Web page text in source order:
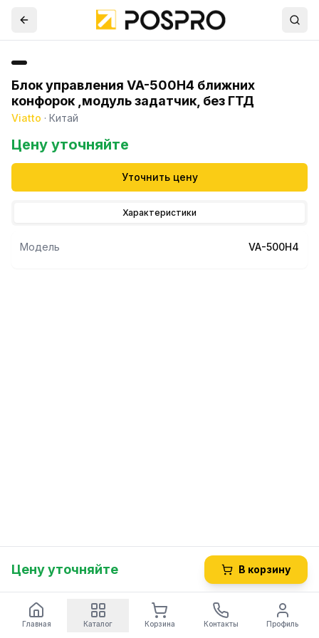
Блок управления VA-500H4 ближних
конфорок ,модуль задатчик, без ГТД
Viatto · Китай
Цену уточняйте
Уточнить цену
Характеристики
Модель VA-500H4
Цену уточняйте В корзину
Главная Каталог Корзина Контакты Профиль